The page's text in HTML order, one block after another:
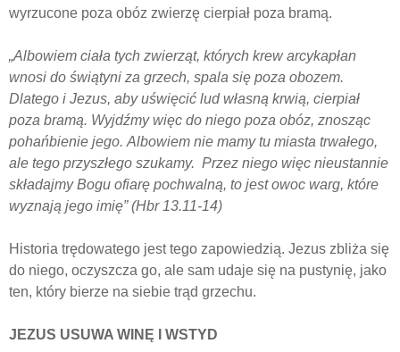
wyrzucone poza obóz zwierzę cierpiał poza bramą.
„Albowiem ciała tych zwierząt, których krew arcykapłan
wnosi do świątyni za grzech, spala się poza obozem.
Dlatego i Jezus, aby uświęcić lud własną krwią, cierpiał
poza bramą. Wyjdźmy więc do niego poza obóz, znosząc
pohańbienie jego. Albowiem nie mamy tu miasta trwałego,
ale tego przyszłego szukamy. Przez niego więc nieustannie
składajmy Bogu ofiarę pochwalną, to jest owoc warg, które
wyznają jego imię” (Hbr 13.11-14)
Historia trędowatego jest tego zapowiedzią. Jezus zbliża się
do niego, oczyszcza go, ale sam udaje się na pustynię, jako
ten, który bierze na siebie trąd grzechu.
JEZUS USUWA WINĘ I WSTYD